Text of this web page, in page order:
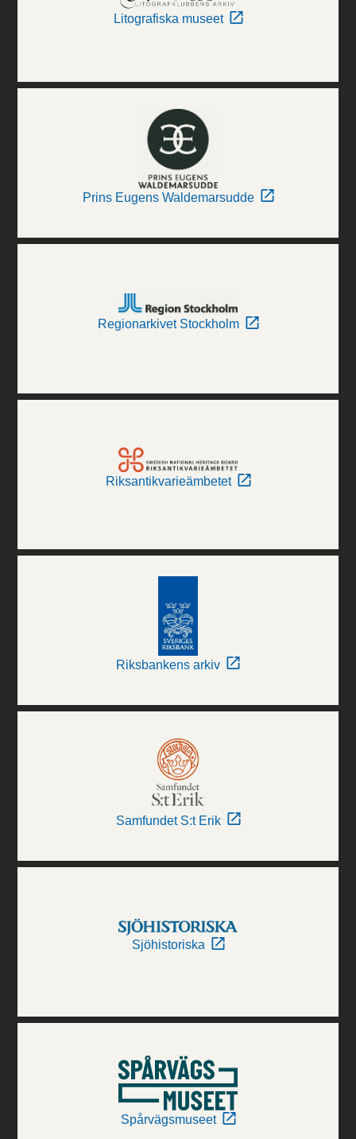
Litografiska museet
Prins Eugens Waldemarsudde
Regionarkivet Stockholm
Riksantikvarieämbetet
Riksbankens arkiv
Samfundet S:t Erik
Sjöhistoriska
Spårvägsmuseet